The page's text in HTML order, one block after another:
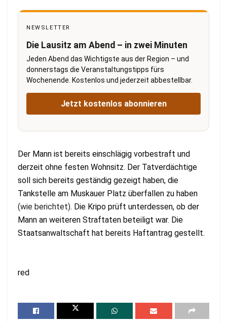
NEWSLETTER
Die Lausitz am Abend – in zwei Minuten
Jeden Abend das Wichtigste aus der Region – und
donnerstags die Veranstaltungstipps fürs
Wochenende. Kostenlos und jederzeit abbestellbar.
Jetzt kostenlos abonnieren
Der Mann ist bereits einschlägig vorbestraft und
derzeit ohne festen Wohnsitz. Der Tatverdächtige
soll sich bereits geständig gezeigt haben, die
Tankstelle am Muskauer Platz überfallen zu haben
(wie berichtet). Die Kripo prüft unterdessen, ob der
Mann an weiteren Straftaten beteiligt war. Die
Staatsanwaltschaft hat bereits Haftantrag gestellt.
red